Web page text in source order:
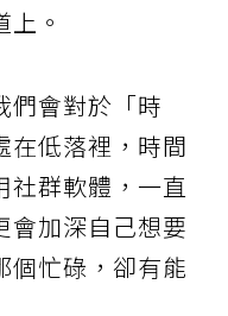
。
們會對於「時
在低落裡，時間
社群軟體，一直
會加深自己想要
個忙碌，卻有能